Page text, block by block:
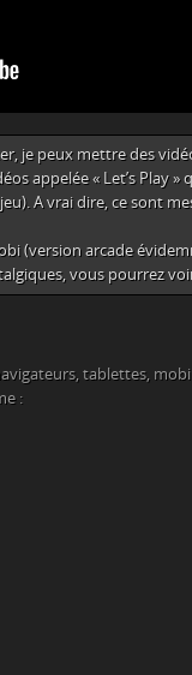
je peux mettre des
appelée « Let’s Play »
A vrai dire, ce sont
(version arcade
vous pourrez
tablettes,
: